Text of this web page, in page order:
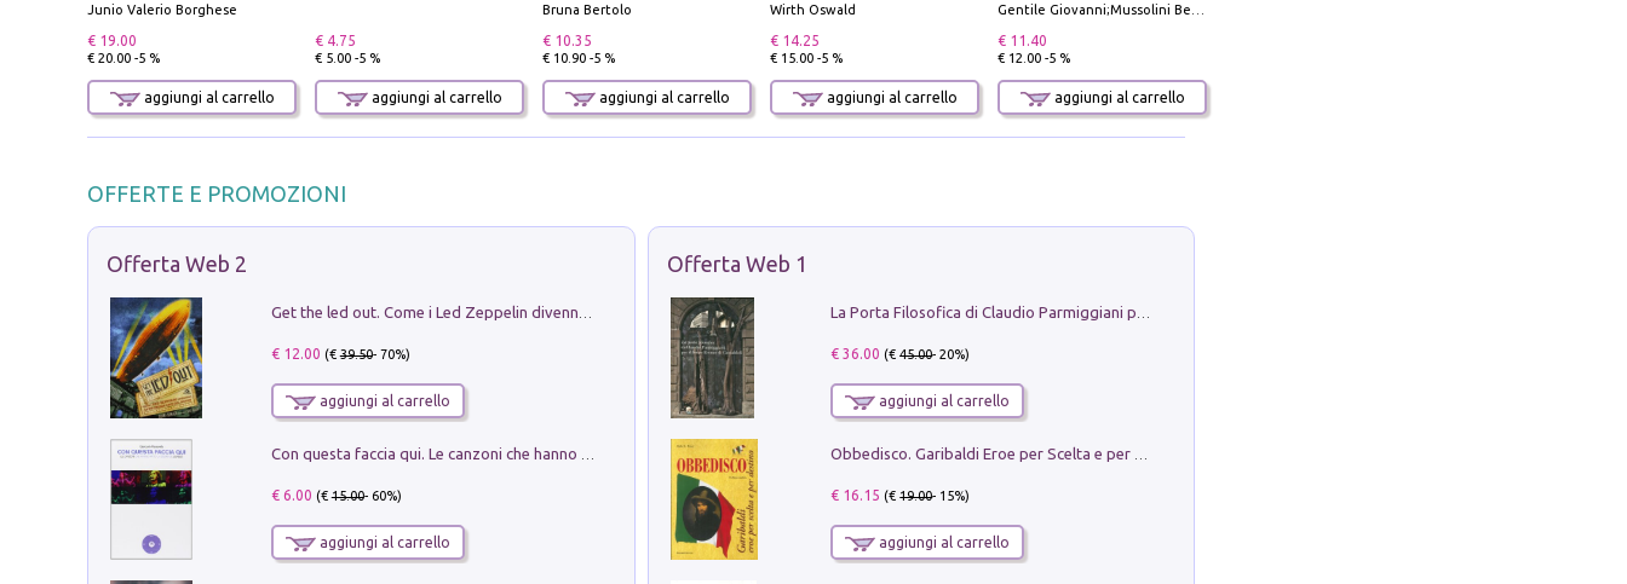
Junio Valerio Borghese
€ 19.00
€ 20.00 -5 %
aggiungi al carrello
€ 4.75
€ 5.00 -5 %
aggiungi al carrello
Bruna Bertolo
€ 10.35
€ 10.90 -5 %
aggiungi al carrello
Wirth Oswald
€ 14.25
€ 15.00 -5 %
aggiungi al carrello
Gentile Giovanni;Mussolini Benito
€ 11.40
€ 12.00 -5 %
aggiungi al carrello
OFFERTE E PROMOZIONI
Offerta Web 2
€ 12.00 (€39.50- 70%)
aggiungi al carrello
€ 6.00 (€15.00- 60%)
aggiungi al carrello
Offerta Web 1
€ 36.00 (€45.00- 20%)
aggiungi al carrello
€ 16.15 (€19.00- 15%)
aggiungi al carrello